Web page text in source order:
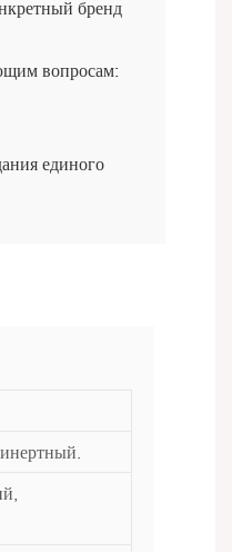
бренд
вопросам:
единого